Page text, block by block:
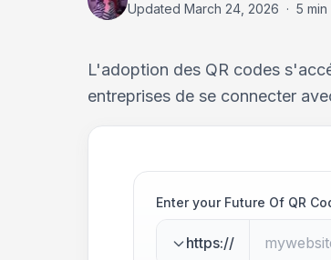
Updated March 24, 2026 · 5
L'adoption des QR codes
entreprises de se connecter
Enter your Future Of QR
https://